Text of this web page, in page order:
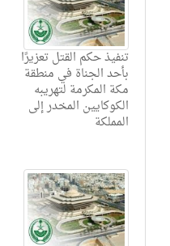
تنفيذ حكم القتل تعزيرًا
بأحد الجناة في منطقة
مكة المكرمة لتهريبه
الكوكايين المخدر إلى
المملكة